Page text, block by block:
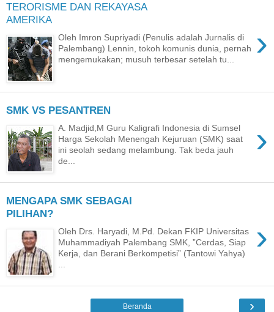
TERORISME DAN REKAYASA
AMERIKA
›
Oleh Imron Supriyadi (Penulis adalah Jurnalis di
Palembang) Lennin, tokoh komunis dunia, pernah
mengemukakan; musuh terbesar setelah tu...
SMK VS PESANTREN
›
A. Madjid,M Guru Kaligrafi Indonesia di Sumsel
Harga Sekolah Menengah Kejuruan (SMK) saat
ini seolah sedang melambung. Tak beda jauh
de...
MENGAPA SMK SEBAGAI
PILIHAN?
›
Oleh Drs. Haryadi, M.Pd. Dekan FKIP Universitas
Muhammadiyah Palembang SMK, ”Cerdas, Siap
Kerja, dan Berani Berkompetisi” (Tantowi Yahya)
›
Beranda